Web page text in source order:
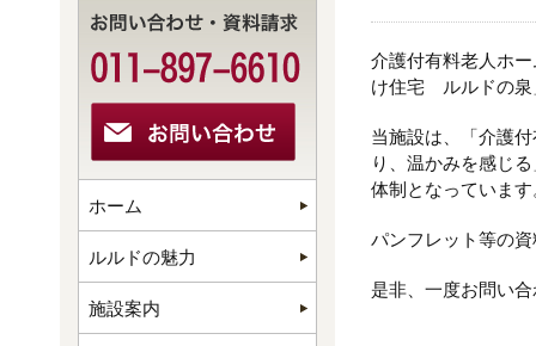
介護付有料老人ホ
け住宅 ルルドの泉
当施設は、「介護
り、温かみを感じ
体制となっていま
パンフレット等の
是非、一度お問い
ホーム
ルルドの魅力
施設案内